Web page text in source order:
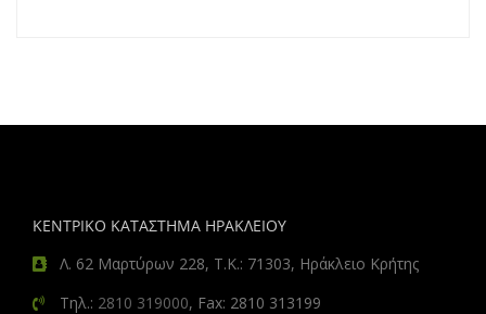
ΚΕΝΤΡΙΚΟ ΚΑΤΑΣΤΗΜΑ ΗΡΑΚΛΕΙΟΥ
Λ. 62 Μαρτύρων 228, Τ.Κ.: 71303, Ηράκλειο Κρήτης
Τηλ.: 2810 319000, Fax: 2810 313199